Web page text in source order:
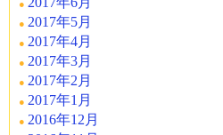
2017年5月
2017年4月
2017年3月
2017年2月
2017年1月
2016年12月